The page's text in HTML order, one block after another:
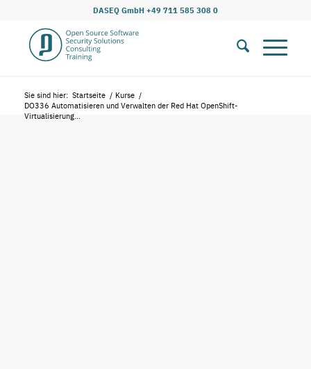
DASEQ GmbH +49 711 585 308 0
Sie sind hier: Startseite / Kurse /
DO336 Automatisieren und Verwalten der Red Hat OpenShift-
Virtualisierung...